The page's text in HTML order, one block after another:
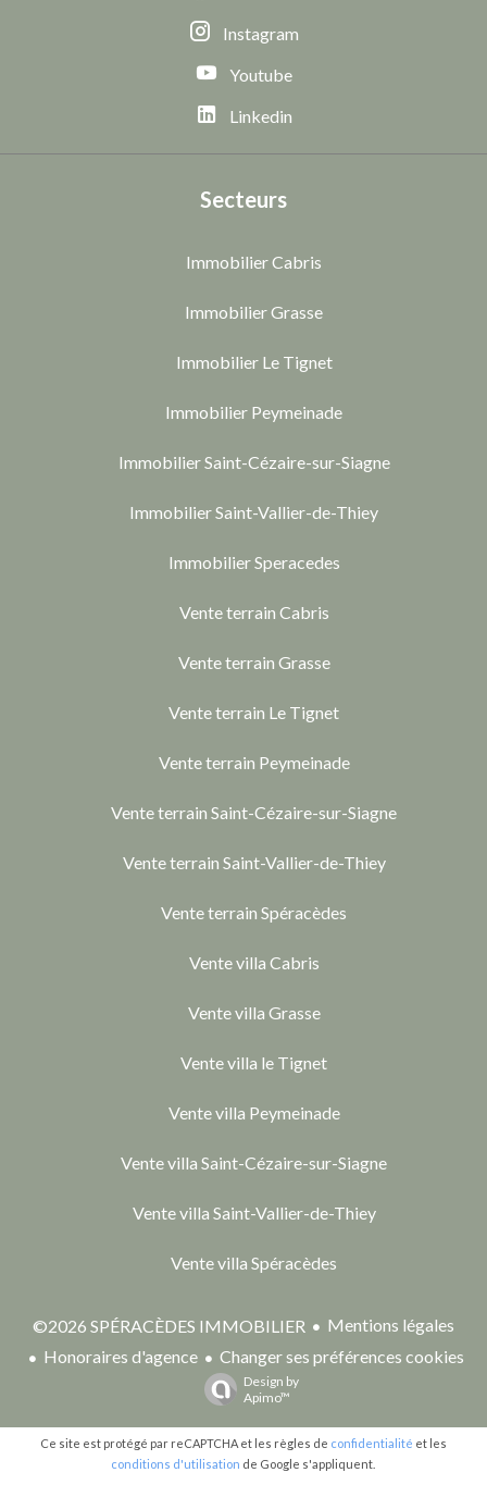
Instagram
Youtube
Linkedin
Secteurs
Immobilier Cabris
Immobilier Grasse
Immobilier Le Tignet
Immobilier Peymeinade
Immobilier Saint-Cézaire-sur-Siagne
Immobilier Saint-Vallier-de-Thiey
Immobilier Speracedes
Vente terrain Cabris
Vente terrain Grasse
Vente terrain Le Tignet
Vente terrain Peymeinade
Vente terrain Saint-Cézaire-sur-Siagne
Vente terrain Saint-Vallier-de-Thiey
Vente terrain Spéracèdes
Vente villa Cabris
Vente villa Grasse
Vente villa le Tignet
Vente villa Peymeinade
Vente villa Saint-Cézaire-sur-Siagne
Vente villa Saint-Vallier-de-Thiey
Vente villa Spéracèdes
©2026 SPÉRACÈDES IMMOBILIER
Mentions légales
Honoraires d'agence
Changer ses préférences cookies
Design by
Apimo™
Ce site est protégé par reCAPTCHA et les règles de confidentialité et les
conditions d'utilisation de Google s'appliquent.